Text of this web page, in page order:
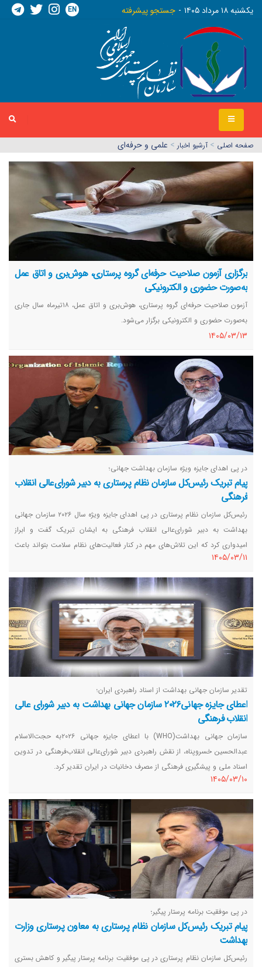
يکشنبه ١٨ مرداد ١٤٠٥ جستجو پیشرفته EN
صفحه اصلي > آرشیو اخبار > علمی و حرفه‌ای
برگزاری آزمون صلاحیت حرفه‌ای گروه پرستاری، هوش‌بری و اتاق عمل
به‌صورت حضوری و الکترونیکی
آزمون صلاحیت حرفه‌ای گروه پرستاری، هوش‌بری و اتاق عمل، ۱۸تیرماه سال جاری
به‌صورت حضوری و الکترونیکی برگزار می‌شود.
١٤٠٥/٠٣/١٣
در پی اهدای جایزه ویژه سازمان بهداشت جهانی؛
پیام تبریک رئیس‌کل سازمان نظام پرستاری به دبیر شورای‌عالی انقلاب
فرهنگی
رئیس‌کل سازمان نظام پرستاری در پی اهدای جایزه ویژه سال ۲۰۲۶ سازمان جهانی
بهداشت به دبیر شورای‌عالی انقلاب فرهنگی به ایشان تبریک گفت و ابراز
امیدواری کرد که این تلاش‌های مهم در کنار فعالیت‌های نظام سلامت بتواند باعث
ارتقای سلامت عمومی مردم و جامعه شود.
١٤٠٥/٠٣/١١
تقدیر سازمان جهانی بهداشت از اسناد راهبردی ایران؛
اعطای جایزه جهانی۲۰۲۶ سازمان جهانی بهداشت به دبیر شورای‌ عالی
انقلاب‌ فرهنگی
سازمان جهانی بهداشت(WHO) با اعطای جایزه جهانی ۲۰۲۶به حجت‌الاسلام
عبدالحسین خسروپناه، از نقش راهبردی دبیر شورای‌عالی انقلاب‌فرهنگی در تدوین
اسناد ملی و پیشگیری فرهنگی از مصرف دخانیات در ایران تقدیر کرد.
١٤٠٥/٠٣/١٠
در پی موفقیت برنامه پرستار پیگیر؛
پیام تبریک رئیس‌کل سازمان نظام پرستاری به معاون پرستاری وزارت
بهداشت
رئیس‌کل سازمان نظام پرستاری در پی موفقیت برنامه پرستار پیگیر و کاهش بستری